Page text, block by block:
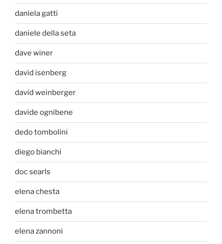
daniela gatti
daniele della seta
dave winer
david isenberg
david weinberger
davide ognibene
dedo tombolini
diego bianchi
doc searls
elena chesta
elena trombetta
elena zannoni